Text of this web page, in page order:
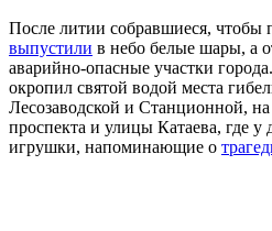
После литии собравшиеся, чтобы
выпустили в небо белые шары, а
аварийно-опасные участки
окропил святой водой места
Лесозаводской и Станционной, на
проспекта и улицы Катаева, где у
игрушки, напоминающие о